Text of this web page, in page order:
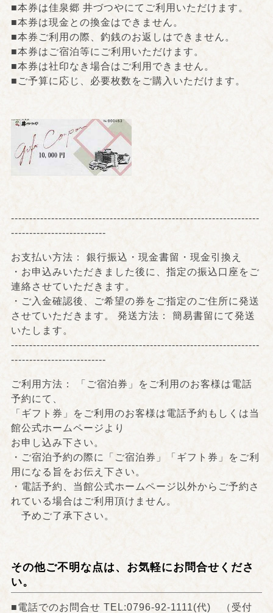
■本券は佳泉郷 井づつやにてご利用いただけます。
■本券は現金との換金はできません。
■本券ご利用の際、釣銭のお返しはできません。
■本券はご宿泊等にご利用いただけます。
■本券は社印なき場合はご利用できません。
■ご予算に応じ、必要枚数をご購入いただけます。
--------------------------------------------------------------------
--------------------------
お支払い方法： 銀行振込・現金書留・現金引換え
・お申込みいただきました後に、指定の振込口座をご
連絡させていただきます。
・ご入金確認後、ご希望の券をご指定のご住所に発送
させていただきます。 発送方法： 簡易書留にて発送
いたします。
--------------------------------------------------------------------
--------------------------
ご利用方法： 「ご宿泊券」をご利用のお客様は電話
予約にて、
「ギフト券」をご利用のお客様は電話予約もしくは当
館公式ホームページより
お申し込み下さい。
・ご宿泊予約の際に「ご宿泊券」「ギフト券」をご利
用になる旨をお伝え下さい。
・電話予約、当館公式ホームページ以外からご予約さ
れている場合はご利用頂けません。
予めご了承下さい。
その他ご不明な点は、お気軽にお問合せくださ
い。
■電話でのお問合せ TEL:0796-92-1111(代) （受付